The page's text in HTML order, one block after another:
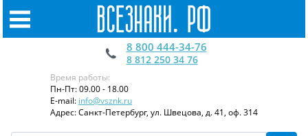
8 800 444-34-76
8 812 250 34 76
Время работы:
Пн-Пт: 09.00 - 18.00
E-mail: info@vsznk.ru
Адрес: Санкт-Петербург, ул. Швецова, д. 41, оф. 314